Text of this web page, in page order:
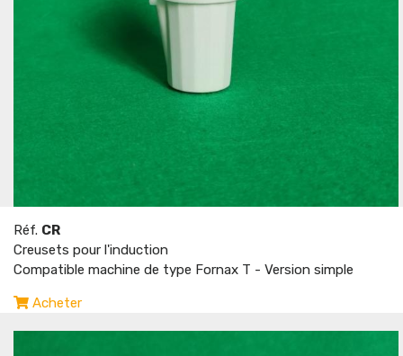
Réf. CR
Creusets pour l'induction
Compatible machine de type Fornax T - Version simple
Acheter